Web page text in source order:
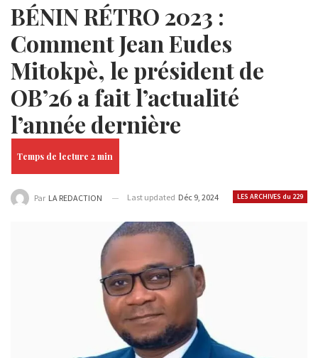
BÉNIN RÉTRO 2023 :
Comment Jean Eudes
Mitokpè, le président de
OB’26 a fait l’actualité
l’année dernière
LES ARCHIVES du 229
Par LA REDACTION Last updated Déc 9, 2024